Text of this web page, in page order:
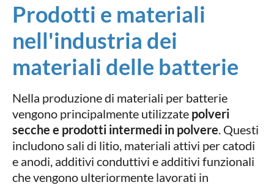
Prodotti e materiali
nell'industria dei
materiali delle batterie
Nella produzione di materiali per batterie
vengono principalmente utilizzate polveri
secche e prodotti intermedi in polvere. Questi
includono sali di litio, materiali attivi per catodi
e anodi, additivi conduttivi e additivi funzionali
che vengono ulteriormente lavorati in